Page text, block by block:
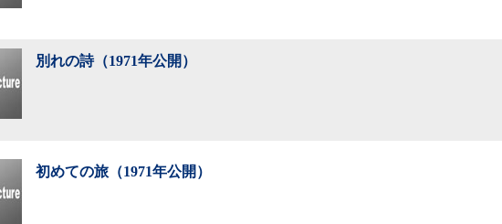
別れの詩（1971年公開）
初めての旅（1971年公開）